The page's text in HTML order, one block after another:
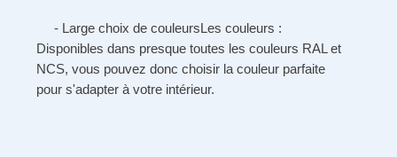
- Large choix de couleursLes couleurs :
Disponibles dans presque toutes les couleurs RAL et
NCS, vous pouvez donc choisir la couleur parfaite
pour s'adapter à votre intérieur.